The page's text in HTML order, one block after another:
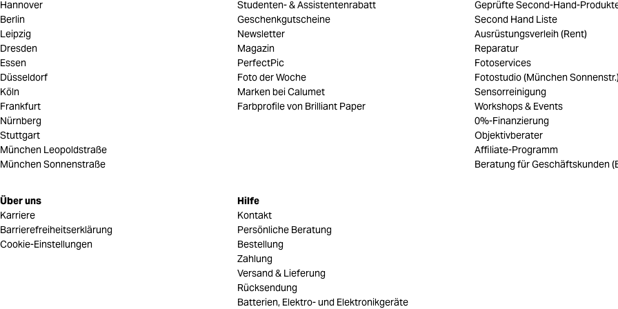
Hannover
Berlin
Leipzig
Dresden
Essen
Düsseldorf
Köln
Frankfurt
Nürnberg
Stuttgart
München Leopoldstraße
München Sonnenstraße
Über uns
Karriere
Barrierefreiheitserklärung
Cookie-Einstellungen
Studenten- & Assistentenrabatt
Geschenkgutscheine
Newsletter
Magazin
PerfectPic
Foto der Woche
Marken bei Calumet
Farbprofile von Brilliant Paper
Hilfe
Kontakt
Persönliche Beratung
Bestellung
Zahlung
Versand & Lieferung
Rücksendung
Batterien, Elektro- und Elektronikgeräte
Geprüfte Second-Hand-
Second Hand Liste
Ausrüstungsverleih (Rent)
Reparatur
Fotoservices
Fotostudio (München
Sensorreinigung
Workshops & Events
0%-Finanzierung
Objektivberater
Affiliate-Programm
Beratung für Geschäftskunden